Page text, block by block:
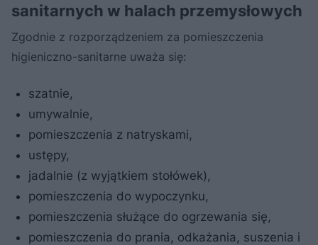
sanitarnych w halach przemysłowych
Zgodnie z rozporządzeniem za pomieszczenia
higieniczno-sanitarne uważa się:
szatnie,
umywalnie,
pomieszczenia z natryskami,
ustępy,
jadalnie (z wyjątkiem stołówek),
pomieszczenia do wypoczynku,
pomieszczenia służące do ogrzewania się,
pomieszczenia do prania, odkażania, suszenia i